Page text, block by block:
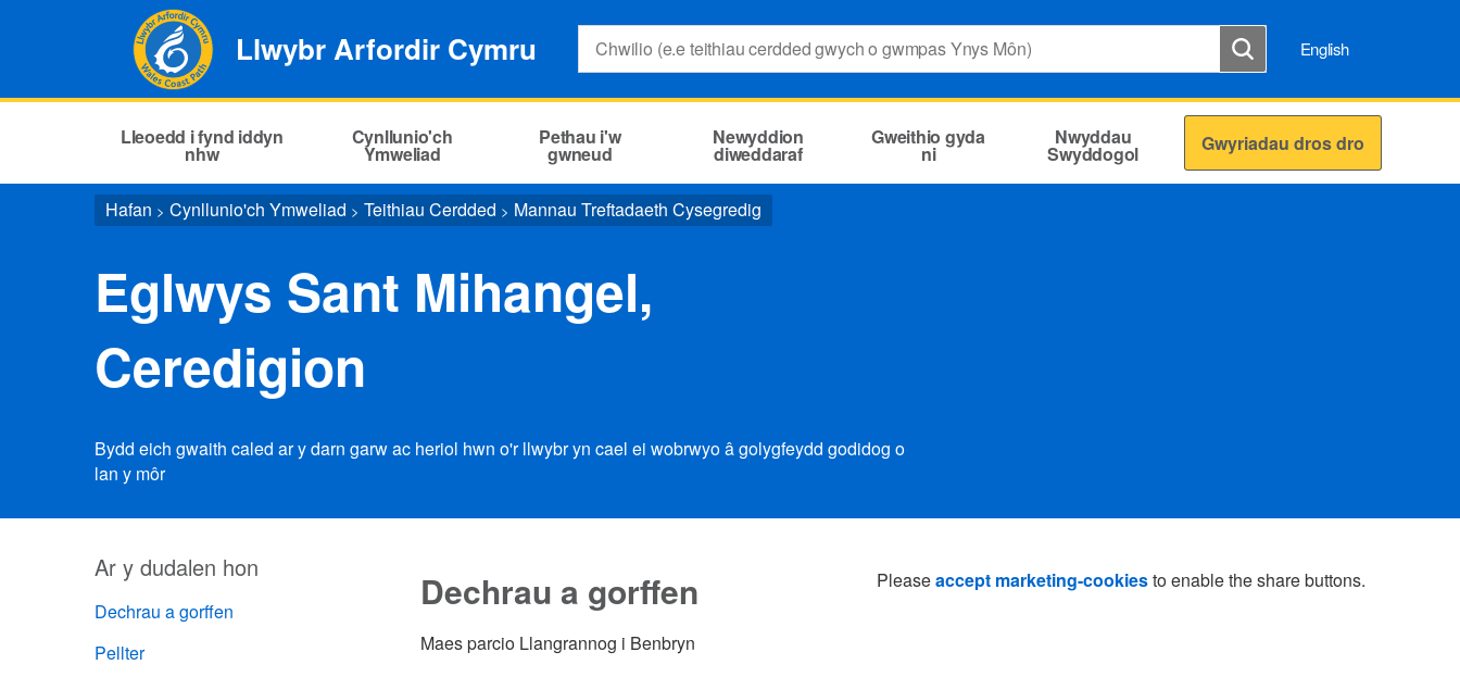
Llwybr Arfordir Cymru Search: English
Lleoedd i fynd iddyn
nhw
Cynllunio'ch
Ymweliad
Pethau i'w
gwneud
Newyddion
diweddaraf
Gweithio gyda
ni
Nwyddau
Swyddogol Gwyriadau dros dro
Hafan > Cynllunio'ch Ymweliad > Teithiau Cerdded > Mannau Treftadaeth Cysegredig
Eglwys Sant Mihangel,
Ceredigion
Bydd eich gwaith caled ar y darn garw ac heriol hwn o'r llwybr yn cael ei wobrwyo â golygfeydd godidog o
lan y môr
Ar y dudalen hon
Dechrau a gorffen
Pellter
Pleaseaccept marketing-cookiesto enable the share buttons.
Dechrau a gorffen
Maes parcio Llangrannog i Benbryn